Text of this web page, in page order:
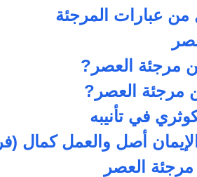
من عبارات المرجئة
مرجئة العصر?
مرجئة العصر?
في تأنيبه
أصل والعمل كمال
العصر